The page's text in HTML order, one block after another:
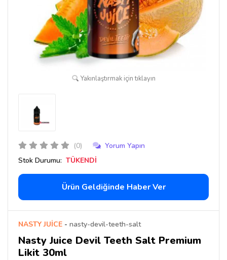
Yakınlaştırmak için tıklayın
(0)
Yorum Yapın
Stok Durumu: TÜKENDİ
Ürün Geldiğinde Haber Ver
NASTY JUİCE - nasty-devil-teeth-salt
Nasty Juice Devil Teeth Salt Premium
Likit 30ml